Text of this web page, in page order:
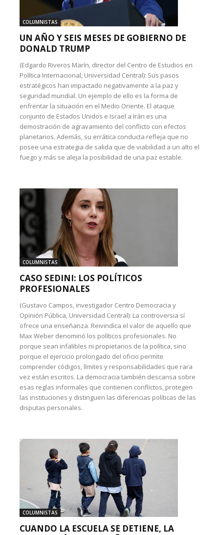
COLUMNISTAS
UN AÑO Y SEIS MESES DE GOBIERNO DE
DONALD TRUMP
(Edgardo Riveros Marín, director del Centro de Estudios en
Política Internacional, Universidad Central): Sus pasos
estratégicos han impactado negativamente a la paz y
seguridad mundial. Un ejemplo de ello es la forma de
enfrentar la situación en el Medio Oriente. El ataque
conjunto de Estados Unidos e Israel a Irán es una
demostración de agravamiento del conflicto con efectos
planetarios. Además, su errática conducta refleja que no
posee una estrategia de salida que de viabilidad a un alto el
fuego y más se aleja la posibilidad de una paz estable.
COLUMNISTAS
CASO SEDINI: LOS POLÍTICOS
PROFESIONALES
(Gustavo Campos, investigador Centro Democracia y
Opinión Pública, Universidad Central): La controversia sí
ofrece una enseñanza. Reivindica el valor de aquello que
Max Weber denominó los políticos profesionales. No
porque sean infalibles ni propietarios de la política, sino
porque el ejercicio prolongado del oficio permite
comprender códigos, límites y responsabilidades que rara
vez están escritos. La democracia también descansa sobre
esas reglas informales que contienen conflictos, protegen
las instituciones y distinguen las diferencias políticas de las
disputas personales.
COLUMNISTAS
CUANDO LA ESCUELA SE DETIENE, LA